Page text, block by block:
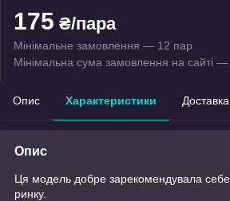
175 ₴/пара
Мінімальне замовлення — 12 пар
Мінімальна сума замовлення на сайті
Опис Характеристики Доставка
Опис
Ця модель добре зарекомендувала себе
ринку.